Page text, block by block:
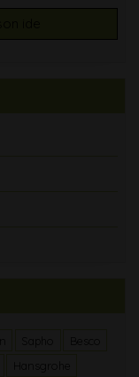
Besco
Hansgrohe